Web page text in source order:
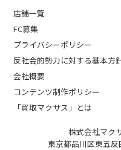
店舗一覧
FC募集
プライバシーポリシー
反社会的勢力に対する基本方
会社概要
コンテンツ制作ポリシー
「買取マクサス」とは
株式会社マク
東京都品川区東五